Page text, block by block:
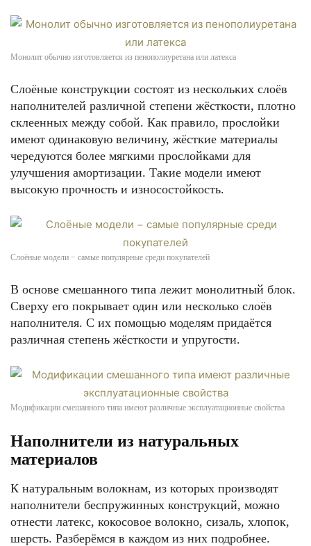
Монолит обычно изготовляется из пенополиуретана или латекса
Слоёные конструкции состоят из нескольких слоёв
наполнителей различной степени жёсткости, плотно
склеенных между собой. Как правило, прослойки
имеют одинаковую величину, жёсткие материалы
чередуются более мягкими прослойками для
улучшения амортизации. Такие модели имеют
высокую прочность и износостойкость.
Слоёные модели − самые популярные среди покупателей
В основе смешанного типа лежит монолитный блок.
Сверху его покрывает один или несколько слоёв
наполнителя. С их помощью моделям придаётся
различная степень жёсткости и упругости.
Модификации смешанного типа имеют различные эксплуатационные свойства
Наполнители из натуральных
материалов
К натуральным волокнам, из которых производят
наполнители беспружинных конструкций, можно
отнести латекс, кокосовое волокно, сизаль, хлопок,
шерсть. Разберёмся в каждом из них подробнее.